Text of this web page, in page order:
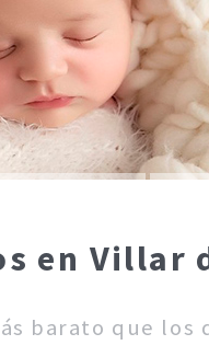
en Villar
barato que los